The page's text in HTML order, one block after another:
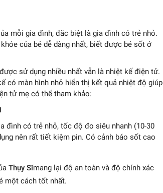
mỗi gia đình, đăc biệt là gia đình có trẻ nhỏ.
của bé dễ dàng nhất, biết được bé sốt ở
sử dụng nhiều nhất vẫn là nhiệt kế điện tử.
có màn hình nhỏ hiển thị kết quả nhiệt độ giúp
tử mẹ có thể tham khảo:
đình có trẻ nhỏ, tốc độ đo siêu nhanh (10-30
nên rất tiết kiệm pin. Có cảnh báo sốt cao
Thụy Sĩmang lại độ an toàn và độ chính xác
một cách tốt nhất.